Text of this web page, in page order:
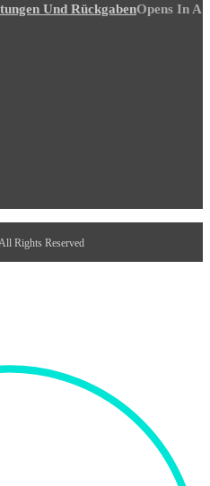
Und RückgabenOpens In A
Rights Reserved